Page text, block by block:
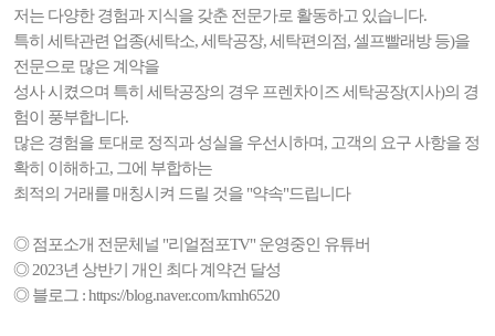
저는 다양한 경험과 지식을 갖춘 전문가로 활동하고 있습니다.
특히 세탁관련 업종(세탁소, 세탁공장, 세탁편의점, 셀프빨래방 등)을
전문으로 많은 계약을
성사 시켰으며 특히 세탁공장의 경우 프렌차이즈 세탁공장(지사)의 경
험이 풍부합니다.
많은 경험을 토대로 정직과 성실을 우선시하며, 고객의 요구 사항을 정
확히 이해하고, 그에 부합하는
최적의 거래를 매칭시켜 드릴 것을 "약속"드립니다
◎ 점포소개 전문체널 "리얼점포TV" 운영중인 유튜버
◎ 2023년 상반기 개인 최다 계약건 달성
◎ 블로그 : https://blog.naver.com/kmh6520